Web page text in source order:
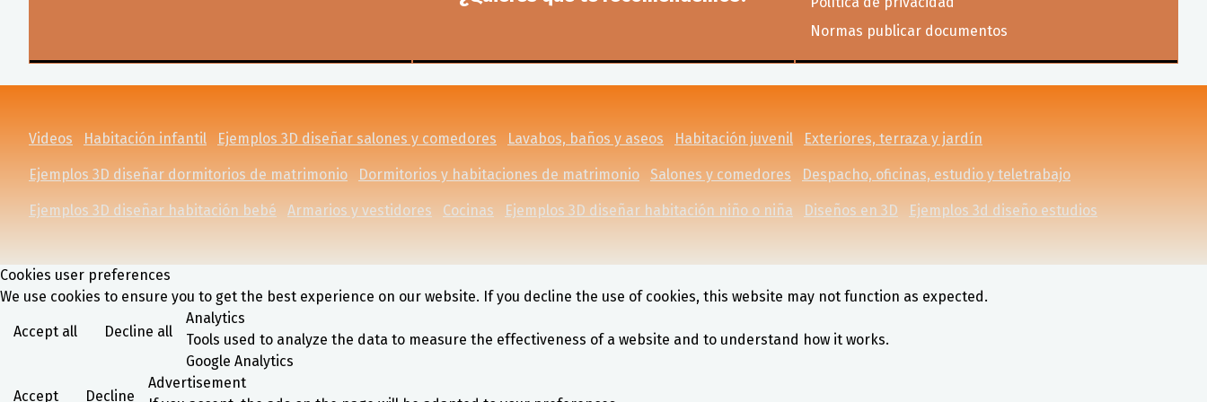
Normas publicar documentos
Videos Habitación infantil Ejemplos 3D diseñar salones y comedores Lavabos, baños y aseos Habitación juvenil Exteriores, terraza y jardín
Ejemplos 3D diseñar dormitorios de matrimonio Dormitorios y habitaciones de matrimonio Salones y comedores Despacho, oficinas, estudio y teletrabajo
Ejemplos 3D diseñar habitación bebé Armarios y vestidores Cocinas Ejemplos 3D diseñar habitación niño o niña Diseños en 3D Ejemplos 3d diseño estudios
Cookies user preferences
We use cookies to ensure you to get the best experience on our website. If you decline the use of cookies, this website may not function as expected.
Accept all Decline all
Analytics
Tools used to analyze the data to measure the effectiveness of a website and to understand how it works.
Google Analytics
Accept Decline
Advertisement